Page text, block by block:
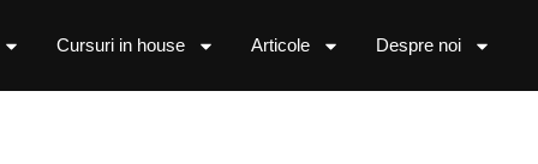
Cursuri in house Articole Despre noi